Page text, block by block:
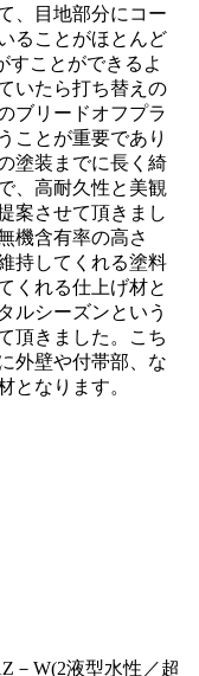
、目地部分にコー
ることがほとんど
すことができるよ
いたら打ち替えの
ブリードオフプラ
ことが重要であり
塗装までに長く綺
、高耐久性と美観
案させて頂きまし
機含有率の高さ
持してくれる塗料
くれる仕上げ材と
ルシーズンという
頂きました。こち
外壁や付帯部、な
となります。
－W(2液型水性／超